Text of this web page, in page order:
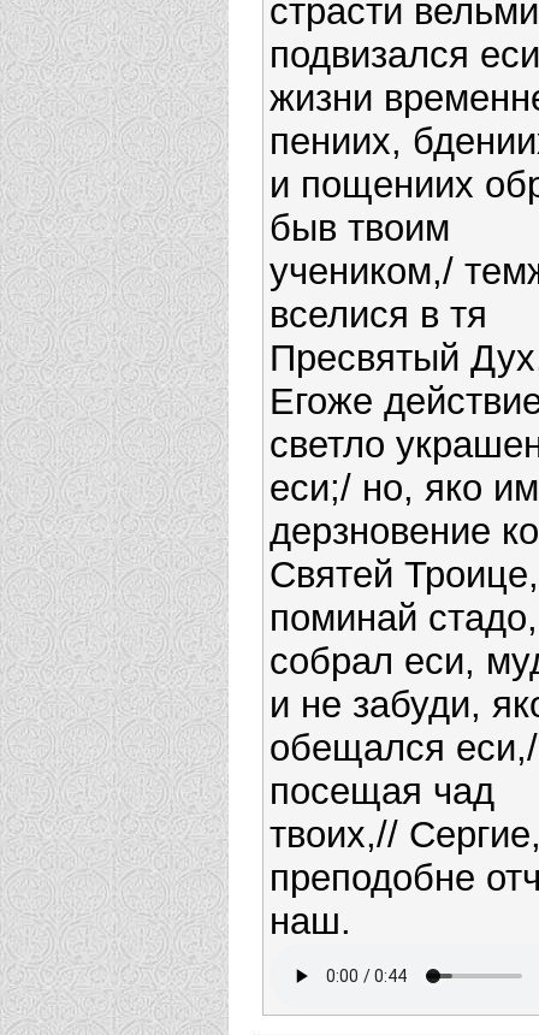
страсти вельми
подвизался
жизни
пениих,
и пощениих
быв твоим
учеником,/
вселися в тя
Пресвятый
Егоже
светло
еси;/ но, яко
дерзновение ко
Святей
поминай
собрал еси,
и не забуди,
обещался еси,/
посещая чад
твоих,//
преподобне
наш.